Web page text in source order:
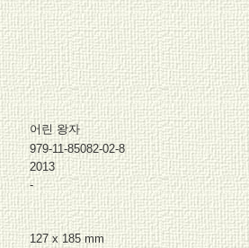
어린 왕자
979-11-85082-02-8
2013
-
127 x 185 mm